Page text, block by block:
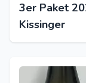
3er Paket
Kissinger